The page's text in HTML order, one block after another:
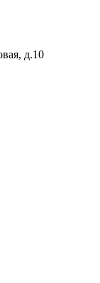
д.10